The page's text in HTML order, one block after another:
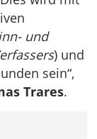
und
) und
sein“,
Trares.